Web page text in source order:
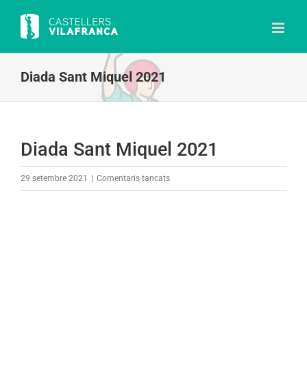
content
Diada Sant Miquel 2021
Diada Sant Miquel 2021
29 setembre 2021 Comentaris tancatsa